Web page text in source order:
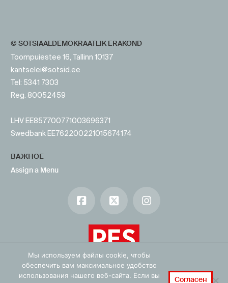
© SOTSIAALDEMOKRAATLIK ERAKOND
Toompuiestee 16, Tallinn 10137
kantselei@sotsid.ee
Tel: 5341 7303
Reg. 80052459
LHV EE857700771003696371
Swedbank EE762200221015674174
ВАЖНОЕ
Assign a Menu
Facebook
X
Мы используем файлы cookie, чтобы
обеспечить вам максимальное удобство
использования нашего веб-сайта. Если вы
Согласен